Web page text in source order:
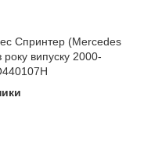
Спринтер (Mercedes
випуску 2000-